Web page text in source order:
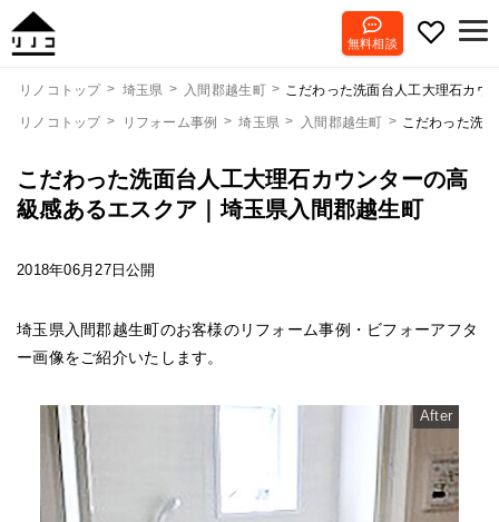
無料相談
リノコトップ 埼玉県 入間郡越生町 こだわった洗面台人工大理石カウ
リノコトップ リフォーム事例 埼玉県 入間郡越生町 こだわった洗
こだわった洗面台人工大理石カウンターの高
級感あるエスクア｜埼玉県入間郡越生町
2018年06月27日公開
埼玉県入間郡越生町のお客様のリフォーム事例・ビフォーアフタ
ー画像をご紹介いたします。
After